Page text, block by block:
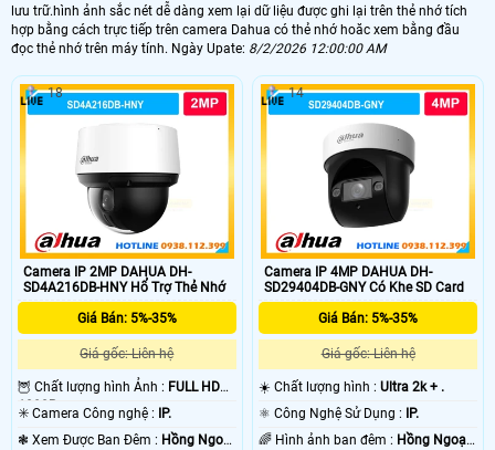
lưu trữ.hình ảnh sắc nét dễ dàng xem lại dữ liệu được ghi lại trên thẻ nhớ tích
hợp bằng cách trực tiếp trên camera Dahua có thẻ nhớ hoăc xem bằng đầu
đọc thẻ nhớ trên máy tính. Ngày Upate: 8/2/2026 12:00:00 AM
Camera IP 2MP DAHUA DH-
SD4A216DB-HNY Hổ Trợ Thẻ Nhớ
Giá Bán: 5%-35%
Giá gốc: Liên hệ
🦉 Chất lượng hình Ảnh : FULL HD
1080P .
✳️ Camera Công nghệ :
IP.
❃ Xem Được Ban Đêm : Hồng Ngoại
18
Camera IP 4MP DAHUA DH-
SD29404DB-GNY Có Khe SD Card
Giá Bán: 5%-35%
Giá gốc: Liên hệ
☀️ Chất lượng hình :Ultra 2k + .
⚛️ Công Nghệ Sử Dụng :
IP.
🌈 Hình ảnh ban đêm : Hồng Ngoại
14